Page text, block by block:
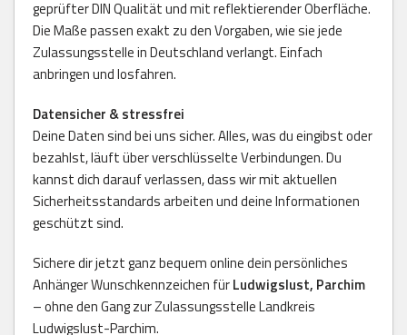
geprüfter DIN Qualität und mit reflektierender Oberfläche.
Die Maße passen exakt zu den Vorgaben, wie sie jede
Zulassungsstelle in Deutschland verlangt. Einfach
anbringen und losfahren.
Datensicher & stressfrei
Deine Daten sind bei uns sicher. Alles, was du eingibst oder
bezahlst, läuft über verschlüsselte Verbindungen. Du
kannst dich darauf verlassen, dass wir mit aktuellen
Sicherheitsstandards arbeiten und deine Informationen
geschützt sind.
Sichere dir jetzt ganz bequem online dein persönliches
Anhänger Wunschkennzeichen fürLudwigslust, Parchim
– ohne den Gang zur Zulassungsstelle Landkreis
Ludwigslust-Parchim.